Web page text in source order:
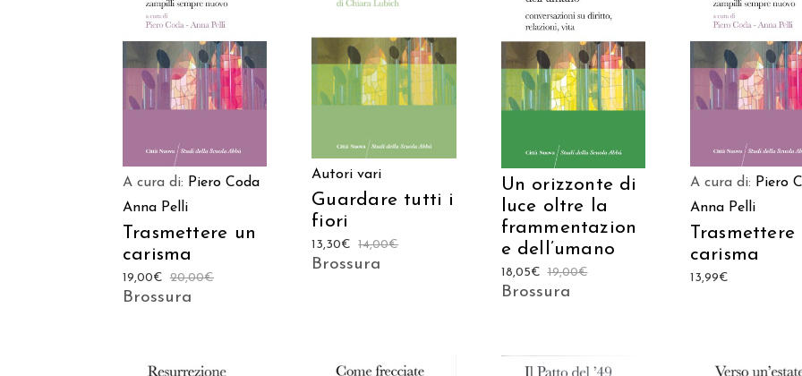
AGGIUNGI AL
CARRELLO
A cura di: Piero Coda
Anna Pelli
Trasmettere un
carisma
20,00€
19,00€
Brossura
AGGIUNGI AL
CARRELLO
Autori vari
Guardare tutti i
fiori
14,00€
13,30€
Brossura
AGGIUNGI AL
CARRELLO
Un orizzonte di
luce oltre la
frammentazion
e dell’umano
19,00€
18,05€
Brossura
AGGIUNGI AL
CARRELLO
A cura di: Piero
Anna Pelli
Trasmettere
carisma
13,99€